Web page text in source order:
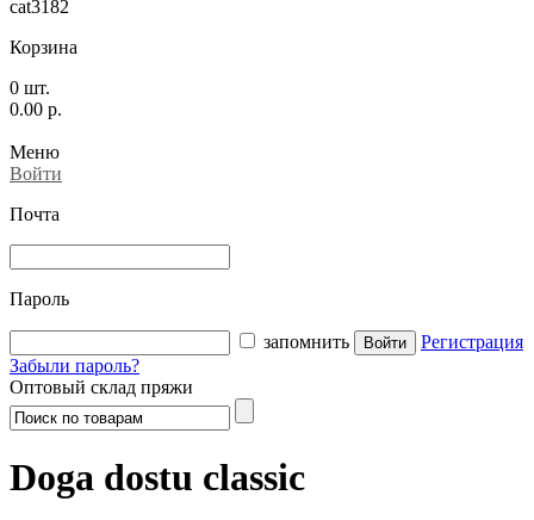
cat3182
Корзина
0 шт.
0.00 р.
Меню
Войти
Почта
Пароль
запомнить
Регистрация
Забыли пароль?
Оптовый склад пряжи
Doga dostu classic